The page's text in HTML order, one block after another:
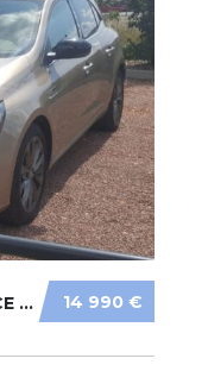
14 990 €
RENAULT MEGANE LIMITED TCE 130CV